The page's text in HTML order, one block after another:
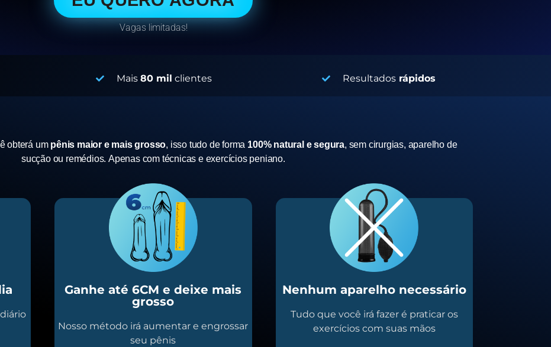
Vagas limitadas!
Mais 80 mil clientes Resultadosrápidos
obterá um pênis maior e mais grosso, isso tudo de forma 100% natural e segura, sem cirurgias, aparelho de
sucção ou remédios.Apenas com técnicas e exercícios peniano.
Ganhe até 6CM e deixe mais
grosso
Nosso método irá aumentar e engrossar
seu pênis
Nenhum aparelho necessário
Tudo que você irá fazer é praticar os
exercícios com suas mãos